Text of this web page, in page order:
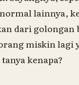
lainnya,
dari golongan
miskin lagi
kenapa?